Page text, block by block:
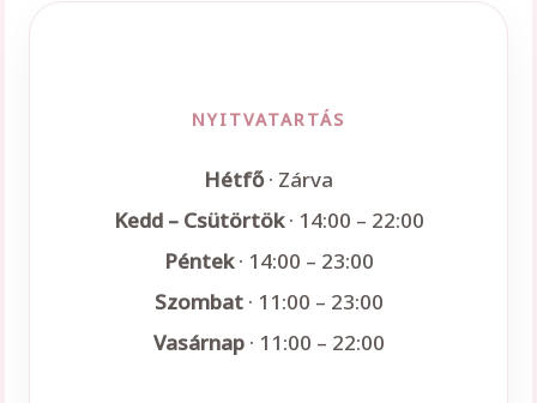
NYITVATARTÁS
Hétfő· Zárva
Kedd – Csütörtök· 14:00 – 22:00
Péntek· 14:00 – 23:00
Szombat· 11:00 – 23:00
Vasárnap· 11:00 – 22:00